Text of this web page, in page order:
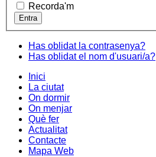
Recorda'm
Has oblidat la contrasenya?
Has oblidat el nom d'usuari/a?
Inici
La ciutat
On dormir
On menjar
Què fer
Actualitat
Contacte
Mapa Web